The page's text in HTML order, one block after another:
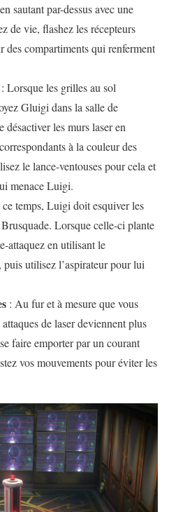
sautant par-dessus avec une
de vie, flashez les récepteurs
des compartiments qui renferment
: Lorsque les grilles au sol
Gluigi dans la salle de
désactiver les murs laser en
à la couleur des
le lance-ventouses pour cela et
menace Luigi.
ce temps, Luigi doit esquiver les
Lorsque celle-ci plante
attaquez en utilisant le
utilisez l’aspirateur pour lui
: Au fur et à mesure que vous
de laser deviennent plus
faire emporter par un courant
vos mouvements pour éviter les